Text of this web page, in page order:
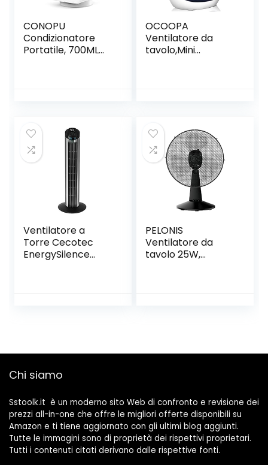
CONOPU
Condizionatore
Portatile, 700ML
Umidificatore,
Ventilatori, Casa,
Ufficio, bianco,
OCOOPA
Ventilatore da
tavolo,Mini
girevole a 360 °,
per scrivania,
Ufficio, Casa,Zaffiro
Ventilatore a
Torre Cecotec
EnergySilence
PELONIS
Ventilatore da
tavolo 25W,
ufficio e camera
Chi siamo
Sstoolk.it è un moderno sito Web di confronto e revisione dei
prezzi all-in-one che offre le migliori offerte disponibili su
Amazon e ti tiene aggiornato con gli ultimi blog aggiunti.
Tutte le immagini sono di proprietà dei rispettivi proprietari.
Tutti i contenuti citati derivano dalle rispettive fonti.